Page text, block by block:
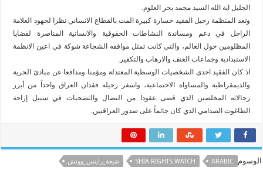
الجليل اية الله السيد محمد بحر العلوم.
وتعد المنظمة رحيل الفقيد خسارة كبيرة المت بالقطاع الانساني نظرا لجهود العلامة
الراحل في دعم ومساندة النشاطات الحقوقية والانسانية المناصرة لقضايا
المظلومين حول العالم، والتي كانت تمثل مواقفه الشجاعة شوكة في اعين الانظمة
الاستبدادية وجماعات العنف والارهاب والتكفير.
اذ كان الفقيد احدى الشخصيات الوسطية المعتدلة ومؤمنا ومدافعا عن مبادئ الحرية
والديمقراطية والمساواة الاجتماعية، واسفر رحيله فقدان العراق واحداً من أبرز
رجالاته المخلصين الذي قضى عقودا من النضال والتضحيات في سبيل إزاحة
الطاغوت الصدامي الذي كان جاثماً على صدور العراقيين.
الوسوم ARABIC
SHIA RIGHTS WATCH شيعة_رايتس_ووتش